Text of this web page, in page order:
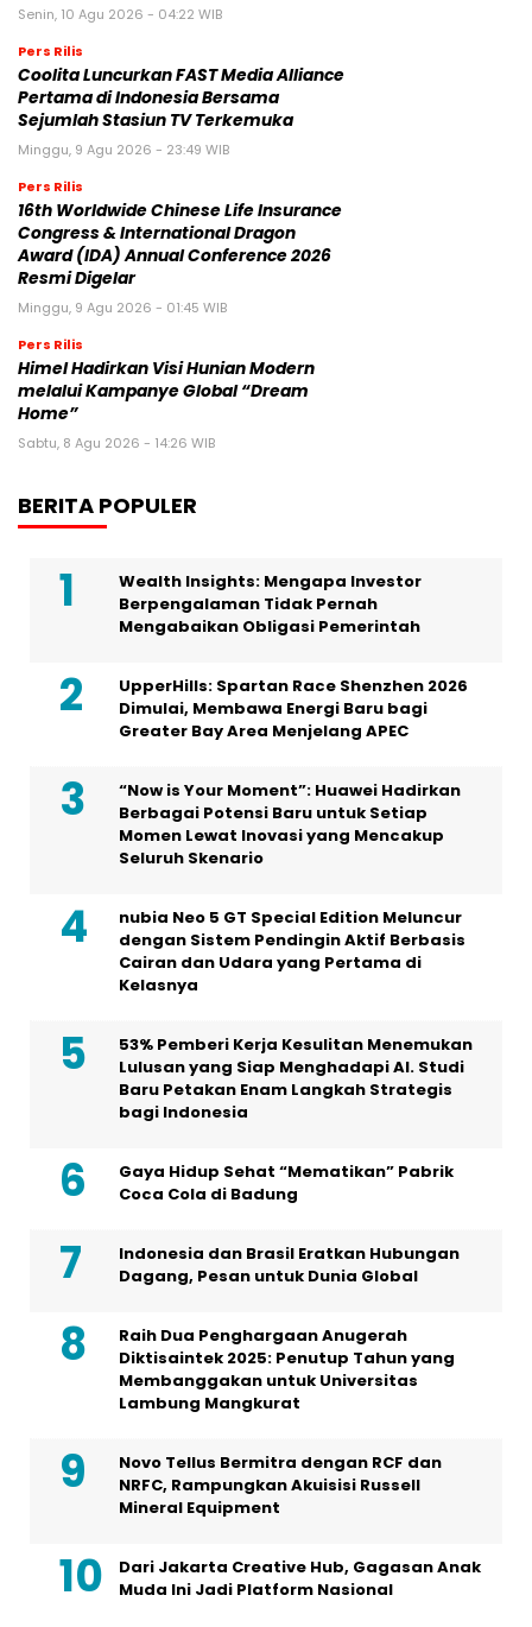
Senin, 10 Agu 2026 - 04:22 WIB
Pers Rilis
Coolita Luncurkan FAST Media Alliance
Pertama di Indonesia Bersama
Sejumlah Stasiun TV Terkemuka
Minggu, 9 Agu 2026 - 23:49 WIB
Pers Rilis
16th Worldwide Chinese Life Insurance
Congress & International Dragon
Award (IDA) Annual Conference 2026
Resmi Digelar
Minggu, 9 Agu 2026 - 01:45 WIB
Pers Rilis
Himel Hadirkan Visi Hunian Modern
melalui Kampanye Global “Dream
Home”
Sabtu, 8 Agu 2026 - 14:26 WIB
BERITA POPULER
Wealth Insights: Mengapa Investor
Berpengalaman Tidak Pernah
Mengabaikan Obligasi Pemerintah
UpperHills: Spartan Race Shenzhen 2026
Dimulai, Membawa Energi Baru bagi
Greater Bay Area Menjelang APEC
“Now is Your Moment”: Huawei Hadirkan
Berbagai Potensi Baru untuk Setiap
Momen Lewat Inovasi yang Mencakup
Seluruh Skenario
nubia Neo 5 GT Special Edition Meluncur
dengan Sistem Pendingin Aktif Berbasis
Cairan dan Udara yang Pertama di
Kelasnya
53% Pemberi Kerja Kesulitan Menemukan
Lulusan yang Siap Menghadapi AI. Studi
Baru Petakan Enam Langkah Strategis
bagi Indonesia
Gaya Hidup Sehat “Mematikan” Pabrik
Coca Cola di Badung
Indonesia dan Brasil Eratkan Hubungan
Dagang, Pesan untuk Dunia Global
Raih Dua Penghargaan Anugerah
Diktisaintek 2025: Penutup Tahun yang
Membanggakan untuk Universitas
Lambung Mangkurat
Novo Tellus Bermitra dengan RCF dan
NRFC, Rampungkan Akuisisi Russell
Mineral Equipment
Dari Jakarta Creative Hub, Gagasan Anak
Muda Ini Jadi Platform Nasional